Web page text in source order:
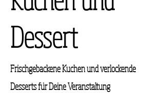
Dessert
Frischgebackene Kuchen und verlockende
Desserts für Deine Veranstaltung